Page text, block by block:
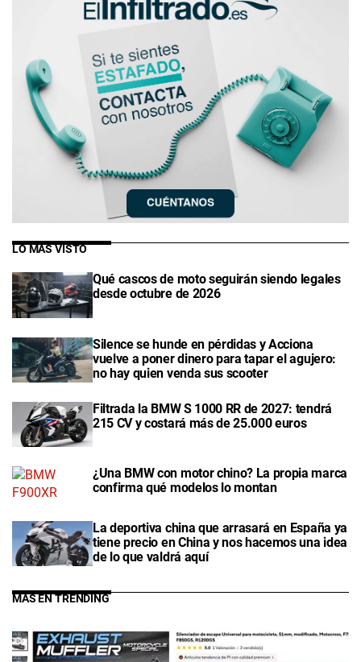
LO MÁS VISTO
Qué cascos de moto seguirán siendo legales
desde octubre de 2026
Silence se hunde en pérdidas y Acciona
vuelve a poner dinero para tapar el agujero:
no hay quien venda sus scooter
Filtrada la BMW S 1000 RR de 2027: tendrá
215 CV y costará más de 25.000 euros
¿Una BMW con motor chino? La propia marca
confirma qué modelos lo montan
La deportiva china que arrasará en España ya
tiene precio en China y nos hacemos una idea
de lo que valdrá aquí
MÁS EN TRENDING